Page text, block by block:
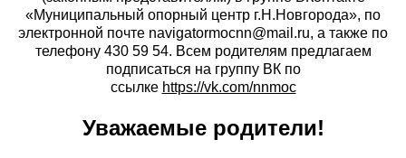
«Муниципальный опорный центр г.Н.Новгорода», по
электронной почте navigatormocnn@mail.ru, а также по
телефону 430 59 54. Всем родителям предлагаем
подписаться на группу ВК по
ссылке https://vk.com/nnmoc
Уважаемые родители!